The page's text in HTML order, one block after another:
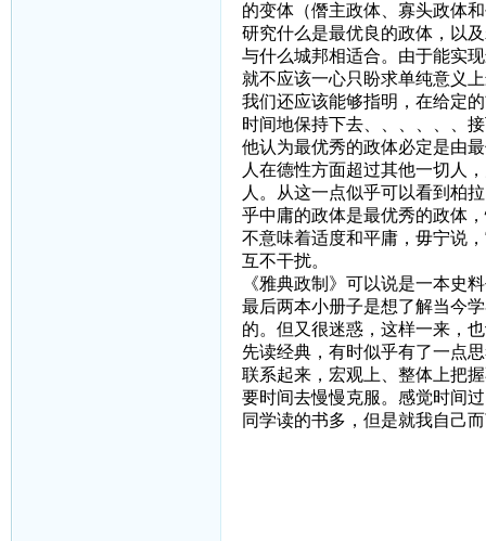
的变体（僭主政体、寡头政体
研究什么是最优良的政体，以
与什么城邦相适合。由于能实
就不应该一心只盼求单纯意义
我们还应该能够指明，在给定
时间地保持下去、、、、、、
他认为最优秀的政体必定是由
人在德性方面超过其他一切人
人。从这一点似乎可以看到柏
乎中庸的政体是最优秀的政体
不意味着适度和平庸，毋宁说
互不干扰。
《雅典政制》可以说是一本史
最后两本小册子是想了解当今
的。但又很迷惑，这样一来，
先读经典，有时似乎有了一点
联系起来，宏观上、整体上把
要时间去慢慢克服。感觉时间
同学读的书多，但是就我自己